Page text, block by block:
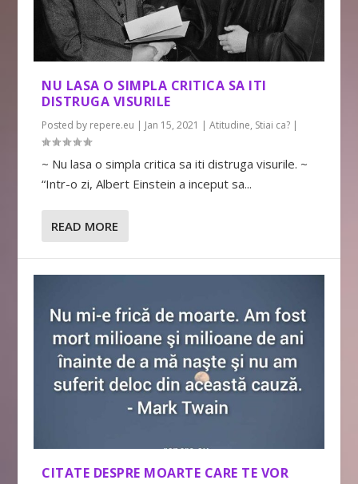
NU LASA O SIMPLA CRITICA SA ITI
DISTRUGA VISURILE
Posted by repere.eu | Jan 15, 2021 |Atitudine, Stiai ca? |
~ Nu lasa o simpla critica sa iti distruga visurile. ~
“Intr-o zi, Albert Einstein a inceput sa...
READ MORE
CITATE DESPRE MOARTE CARE TE VOR